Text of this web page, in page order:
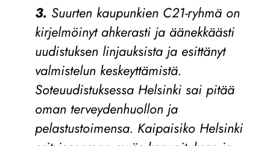
3. Suurten kaupunkien C21-ryhmä on
kirjelmöinyt ahkerasti ja äänekkäästi
uudistuksen linjauksista ja esittänyt
valmistelun keskeyttämistä.
Soteuudistuksessa Helsinki sai pitää
oman terveydenhuollon ja
pelastustoimensa. Kaipaisiko Helsinki